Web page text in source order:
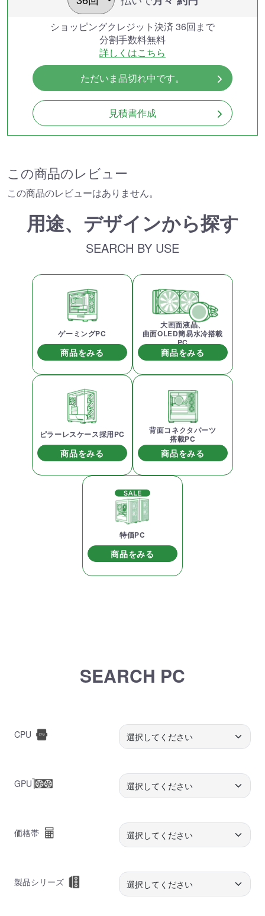
ショッピングクレジット決済 36回まで
分割手数料無料
詳しくはこちら
ただいま品切れ中です。
見積書作成
この商品のレビュー
この商品のレビューはありません。
用途、デザインから探す
SEARCH BY USE
ゲーミングPC
商品をみる
大画面液晶、
曲面OLED簡易水冷搭載
PC
商品をみる
ピラーレスケース採用PC
商品をみる
背面コネクタパーツ
搭載PC
商品をみる
特価PC
商品をみる
SEARCH PC
CPU
GPU
価格帯
製品シリーズ